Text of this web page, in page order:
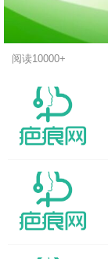
阅读10000+